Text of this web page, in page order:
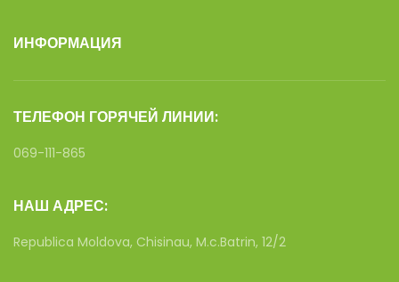
ИНФОРМАЦИЯ
ТЕЛЕФОН ГОРЯЧЕЙ ЛИНИИ:
069-111-865
НАШ АДРЕС:
Republica Moldova, Chisinau, M.c.Batrin, 12/2